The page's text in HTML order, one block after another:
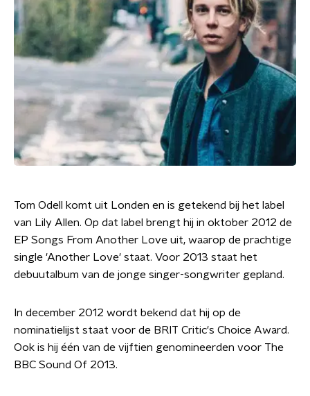
Tom Odell komt uit Londen en is getekend bij het label
van Lily Allen. Op dat label brengt hij in oktober 2012 de
EP Songs From Another Love uit, waarop de prachtige
single 'Another Love' staat. Voor 2013 staat het
debuutalbum van de jonge singer-songwriter gepland.
In december 2012 wordt bekend dat hij op de
nominatielijst staat voor de BRIT Critic's Choice Award.
Ook is hij één van de vijftien genomineerden voor The
BBC Sound Of 2013.